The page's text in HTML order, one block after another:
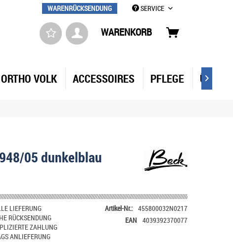
WARENRÜCKSENDUNG SERVICE
WARENKORB
ORTHO VOLK ACCESSOIRES PFLEGE ÜBER

05 dunkelblau
LIEFERUNG
RÜCKSENDUNG
ZAHLUNG
ANLIEFERUNG
Artikel-Nr.: 455800032N0217
EAN
4039392370077